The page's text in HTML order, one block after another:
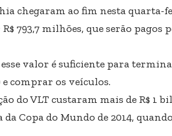
chegaram ao fim nesta quarta-
793,7 milhões, que serão pagos
valor é suficiente para
comprar os veículos.
do VLT custaram mais de R$ 1
da Copa do Mundo de 2014,